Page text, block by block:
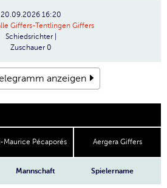
20.09.2026 16:20
Giffers-Tentlingen Giffers
Schiedsrichter
Zuschauer 0
anzeigen
Maurice Pécaporés Aergera Giffers
Mannschaft Spielername